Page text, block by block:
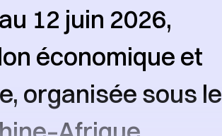
12 juin 2026,
économique et
organisée sous le